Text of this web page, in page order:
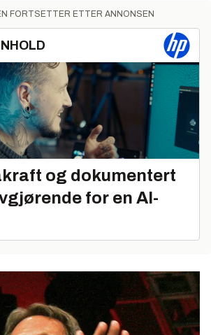
FORTSETTER ETTER ANNONSEN
og dokumentert
for en AI-